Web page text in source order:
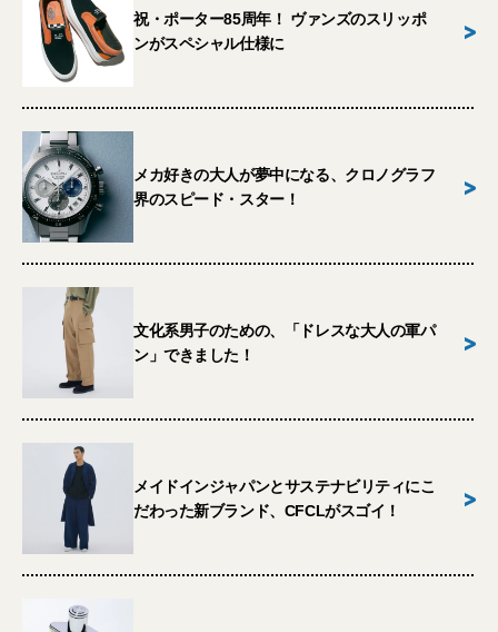
祝・ポーター85周年！ ヴァンズのスリッポ
ンがスペシャル仕様に
>
メカ好きの大人が夢中になる、クロノグラフ
界のスピード・スター！
>
文化系男子のための、「ドレスな大人の軍パ
ン」できました！
>
メイドインジャパンとサステナビリティにこ
だわった新ブランド、CFCLがスゴイ！
>